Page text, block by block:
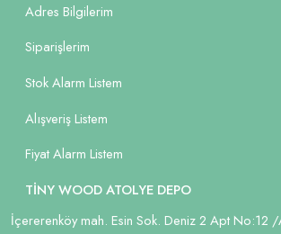
Adres Bilgilerim
Siparişlerim
Stok Alarm Listem
Alışveriş Listem
Fiyat Alarm Listem
TİNY WOOD ATOLYE DEPO
İçererenköy mah. Esin Sok. Deniz 2 Apt No:12 /